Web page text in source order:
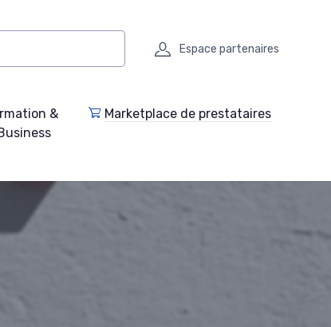
Espace partenaires
&
Marketplace de prestataires